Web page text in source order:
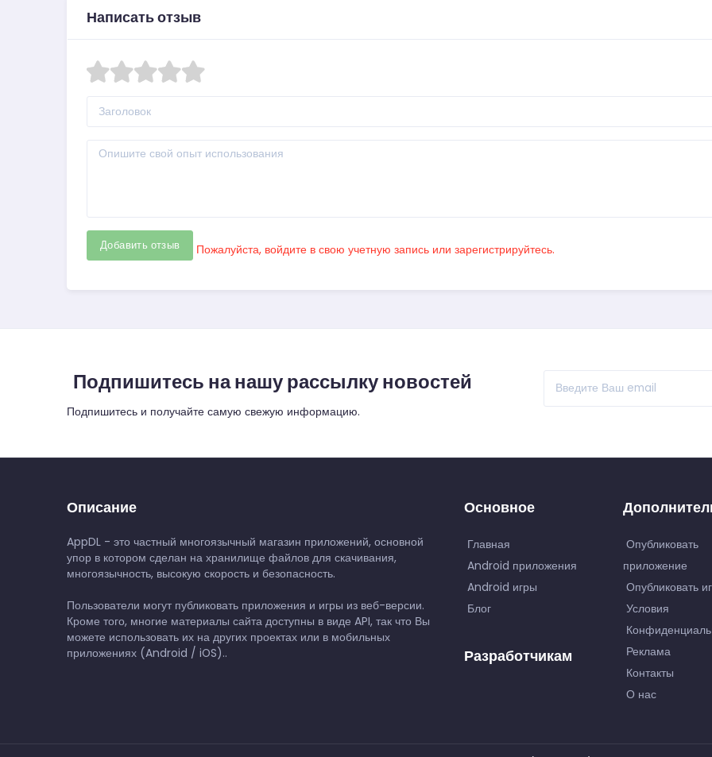
Написать отзыв
Добавить отзыв Пожалуйста, войдите в свою учетную запись или зарегистрируйтесь.
Подпишитесь на нашу рассылку новостей
Подпишитесь и получайте самую свежую информацию.
Описание
AppDL - это частный многоязычный магазин приложений, основной
упор в котором сделан на хранилище файлов для скачивания,
многоязычность, высокую скорость и безопасность.
Пользователи могут публиковать приложения и игры из веб-версии.
Кроме того, многие материалы сайта доступны в виде API, так что Вы
можете использовать их на других проектах или в мобильных
приложениях (Android / iOS)..
Основное
Главная
Android приложения
Android игры
Блог
Разработчикам
Опубликовать
приложение
Опубликовать
Условия
Реклама
Контакты
О нас